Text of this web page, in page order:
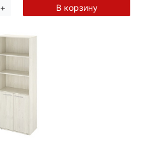
+ В корзину